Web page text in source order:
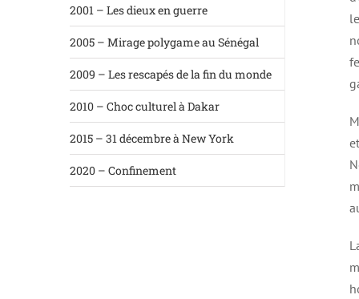
2001 – Les dieux en guerre
2005 – Mirage polygame au Sénégal
2009 – Les rescapés de la fin du monde
2010 – Choc culturel à Dakar
2015 – 31 décembre à New York
2020 – Confinement